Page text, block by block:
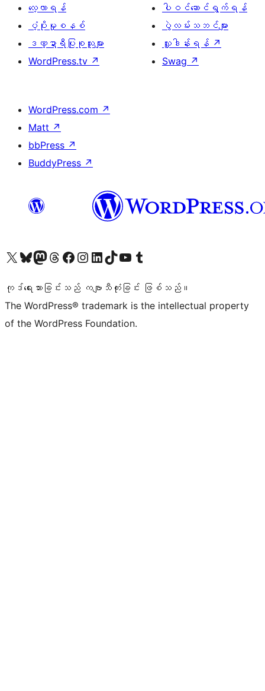
လေ့လာရန်
ပံ့ပိုးမှုစနစ်
ဒဏ္ဍာရီပြုစုသူများ
WordPress.tv ↗
ပါဝင်ဆောင်ရွက်ရန်
ပွဲလမ်းသဘင်များ
လှူဒါန်းရန် ↗
Swag ↗
WordPress.com ↗
Matt ↗
bbPress ↗
BuddyPress ↗
ကျွန်ုပ်တို့၏ X (ယခင် Twitter) အကောင့်သို့ သွားရောက်ကြည့်ရှုပါကျွန်ုပ်တို့၏ Bluesky အကောင့်သို့ ဝင်ရောက်ကြည့်ရှုရန်
ကျွန်ုပ်တို့၏ Mastodon အကောင့်သို့ သွားရောက်ကြည့်ရှုပါကျွန်ုပ်တို့၏ Threads အကောင့်သို့ ဝင်ရောက်ကြည့်ရှုရန်
ကျွန်ုပ်တို့၏ Facebook စာမျက်နှာသို့ သွားရောက်ကြည့်ရှုပါကျွန်ုပ်တို့၏ Instagram အကောင့်သို့ သွားရောက်ကြည့်ရှုပါ ကျွန်ုပ်တို့၏ LinkedIn အကောင့်သို့ သွားရောက်ကြည့်ရှုပါကျွန်ုပ်တို့၏ TikTok အကောင့်သို့ ဝင်ရောက်ကြည့်ရှုရန်
ကျွန်ုပ်တို့၏ YouTube ချန်နယ်သို့ သွားရောက်ကြည့်ရှုပါ ကျွန်ုပ်တို့၏ Tumblr အကောင့်သို့ ဝင်ရောက်ကြည့်ရှုရန်
ကုဒ်ရေးသားခြင်းသည် ကဗျာသီကုံးခြင်း ဖြစ်သည်။
The WordPress® trademark is the intellectual property
of the WordPress Foundation.